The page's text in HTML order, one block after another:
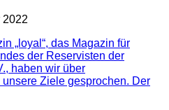
2022
„loyal“, das Magazin für
der Reservisten der
haben wir über
Ziele gesprochen. Der